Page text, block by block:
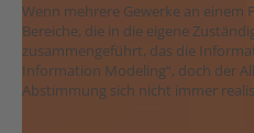
Wenn mehrere Gewerke an
Bereiche, die in die eigene
zusammengeführt, das die
Information Modeling“, doch der
Abstimmung sich nicht immer